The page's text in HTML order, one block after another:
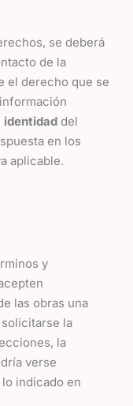
se deberá
de la
el derecho que se
identidaddel
en los
aplicable.
y
las obras una
la
la
verse
indicado en